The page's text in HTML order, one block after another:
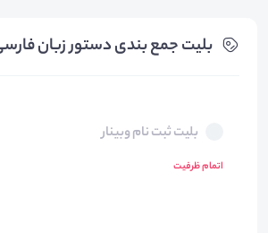
بلیت‌ جمع بندی دستور زبان
بلیت ثبت نام وبینار
اتمام ظرفیت